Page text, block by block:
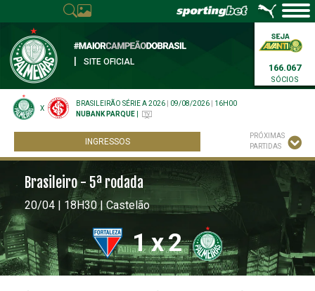
SITE OFICIAL
166.067
SÓCIOS
X
BRASILEIRÃO SÉRIE A 2026 09/08/2026
16H00
NUBANK PARQUE
INGRESSOS
PRÓXIMAS
PARTIDAS
Brasileiro - 5ª rodada
20/04 | 18H30 | Castelão
1x2